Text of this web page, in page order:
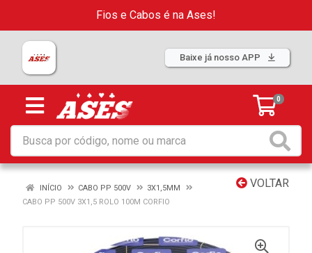
Fios e Cabos é na Ases!
Baixe já nosso APP
0
VOLTAR
INÍCIO CABO PP 500V
3X1,5MM
CABO PP 500V 3X1,5 ROLO 100M CORFIO